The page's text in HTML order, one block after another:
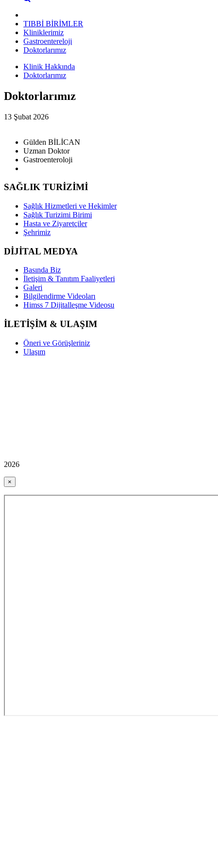
TIBBİ BİRİMLER
Kliniklerimiz
Gastroentereloji
Doktorlarımız
Klinik Hakkında
Doktorlarımız
Doktorlarımız
13 Şubat 2026
Gülden BİLİCAN
Uzman Doktor
Gastroenteroloji
SAĞLIK TURİZİMİ
Sağlık Hizmetleri ve Hekimler
Sağlık Turizimi Birimi
Hasta ve Ziyaretçiler
Şehrimiz
DİJİTAL MEDYA
Basında Biz
İletişim & Tanıtım Faaliyetleri
Galeri
Bilgilendirme Videoları
Himss 7 Dijitalleşme Videosu
İLETİŞİM & ULAŞIM
Öneri ve Görüşleriniz
Ulaşım
2026
×